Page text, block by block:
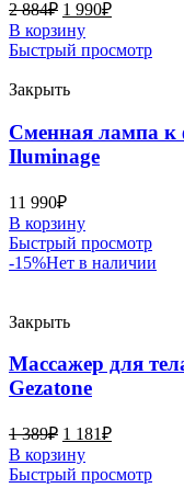
2 884₽ 1 990₽
В корзину
Быстрый просмотр
Закрыть
Сменная лампа к
Iluminage
11 990₽
В корзину
Быстрый просмотр
-15%Нет в наличии
Закрыть
Массажер для
Gezatone
1 389₽ 1 181₽
В корзину
Быстрый просмотр